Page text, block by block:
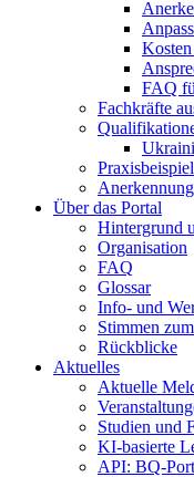
FAQ
Fachkräfte
Über das Portal
Hintergrund
Organisation
FAQ
Glossar
Info- und
Stimmen
Rückblicke
Aktuelles
Aktuelle
Studien und
KI-basierte
API: BQ-